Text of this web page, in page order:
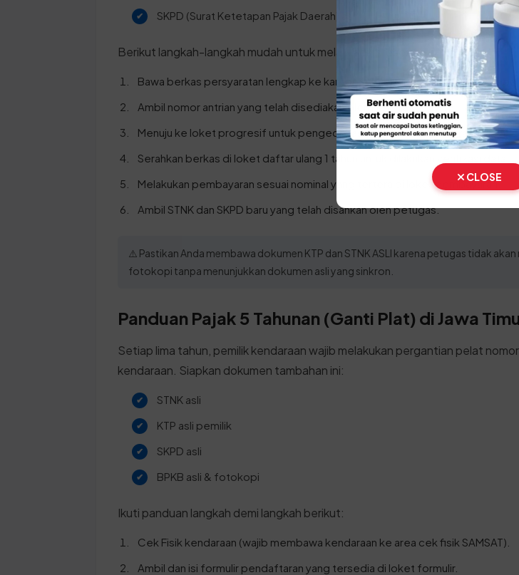
SKPD (Surat Ketetapan Pajak Daerah) asli
Berikut langkah-langkah mudah untuk melakukan prosesnya:
Bawa berkas persyaratan lengkap ke kantor SAMSAT terdekat di Kota
Ambil nomor antrian yang telah disediakan oleh petugas.
Menuju ke loket progresif untuk pengecekan kepemilikan kendaraan.
Serahkan berkas di loket daftar ulang 1 tahun untuk dilakukan verifikasi data.
Melakukan pembayaran sesuai nominal yang tertera di loket pembayaran.
Ambil STNK dan SKPD baru yang telah disahkan oleh petugas.
⚠️ Pastikan Anda membawa dokumen KTP dan STNK ASLI karena petugas tidak
fotokopi tanpa menunjukkan dokumen asli yang sinkron.
Panduan Pajak 5 Tahunan (Ganti Plat) di Jawa
Setiap lima tahun, pemilik kendaraan wajib melakukan pergantian pelat
kendaraan. Siapkan dokumen tambahan ini:
STNK asli
KTP asli pemilik
SKPD asli
BPKB asli & fotokopi
Ikuti panduan langkah demi langkah berikut:
Cek Fisik kendaraan (wajib membawa kendaraan ke area cek fisik SAMSAT).
Ambil dan isi formulir pendaftaran yang tersedia di loket formulir.
CLOSE